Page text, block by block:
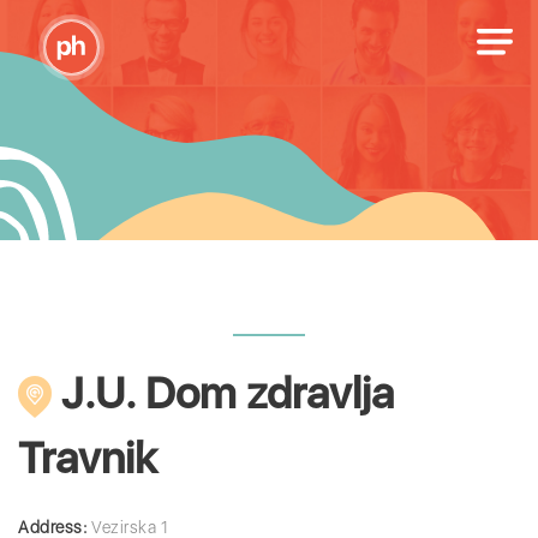
J.U. Dom zdravlja
Travnik
Address: Vezirska 1